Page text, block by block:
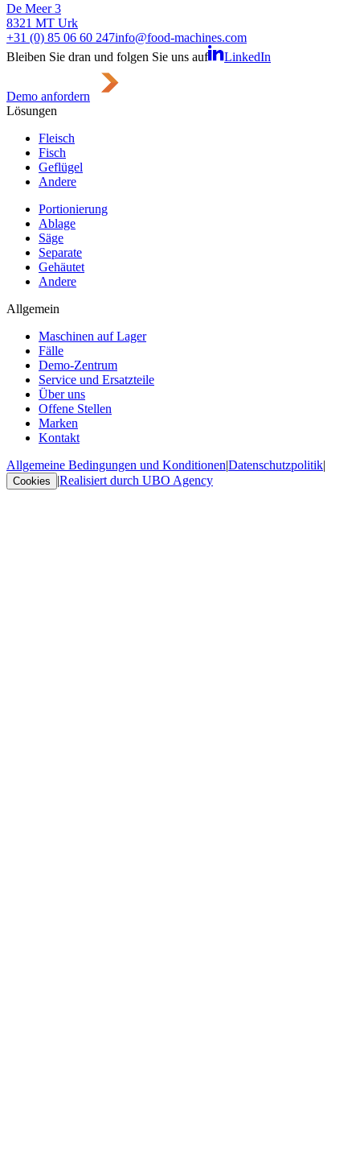
De Meer 3
8321 MT Urk
+31 (0) 85 06 60 247info@food-machines.com
Bleiben Sie dran und folgen Sie uns auf
LinkedIn
Demo anfordern
Lösungen
Fleisch
Fisch
Geflügel
Andere
Portionierung
Ablage
Säge
Separate
Gehäutet
Andere
Allgemein
Maschinen auf Lager
Fälle
Demo-Zentrum
Service und Ersatzteile
Über uns
Offene Stellen
Marken
Kontakt
Allgemeine Bedingungen und Konditionen|Datenschutzpolitik|
Cookies |Realisiert durch UBO Agency